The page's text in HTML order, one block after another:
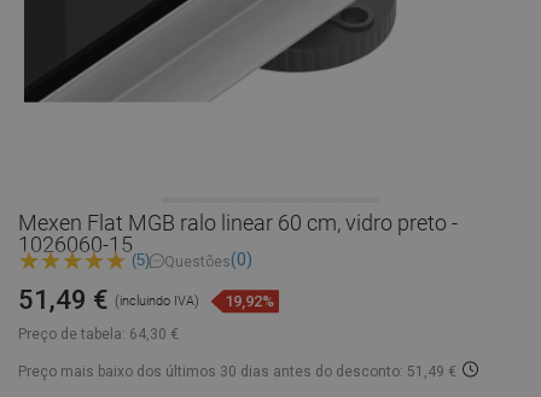
Mexen Flat MGB ralo linear 60 cm, vidro preto -
1026060-15
(5) Questões(0)
Preço de tabela: 64,30 €
51,49 € (incluindo IVA) 19,92%
Preço mais baixo dos últimos 30 dias antes do desconto: 51,49 €